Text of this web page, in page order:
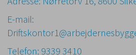
E-mail:
Driftskontor1@
Telefon: 9339 3410